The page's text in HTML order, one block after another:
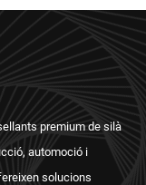
premium de silà
automoció i
solucions